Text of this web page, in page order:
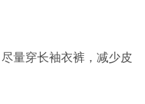
量穿长袖衣裤，减少皮